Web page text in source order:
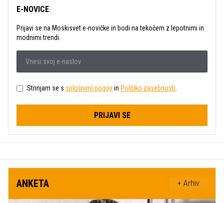
E-NOVICE
Prijavi se na Moskisvet e-novičke in bodi na tekočem z lepotnimi in
modnimi trendi.
Strinjam se s splošnimi pogoji in Politiko zasebnosti
PRIJAVI SE
ANKETA + Arhiv